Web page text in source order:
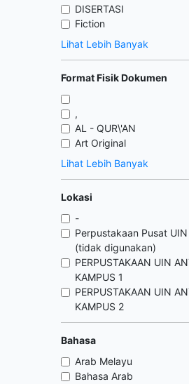
DISERTASI
Fiction
Lihat Lebih Banyak
Format Fisik Dokumen
,
AL - QUR\'AN
Art Original
Lihat Lebih Banyak
Lokasi
-
Perpustakaan Pusat
(tidak digunakan)
PERPUSTAKAAN UIN
KAMPUS 1
PERPUSTAKAAN UIN
KAMPUS 2
Bahasa
Arab Melayu
Bahasa Arab